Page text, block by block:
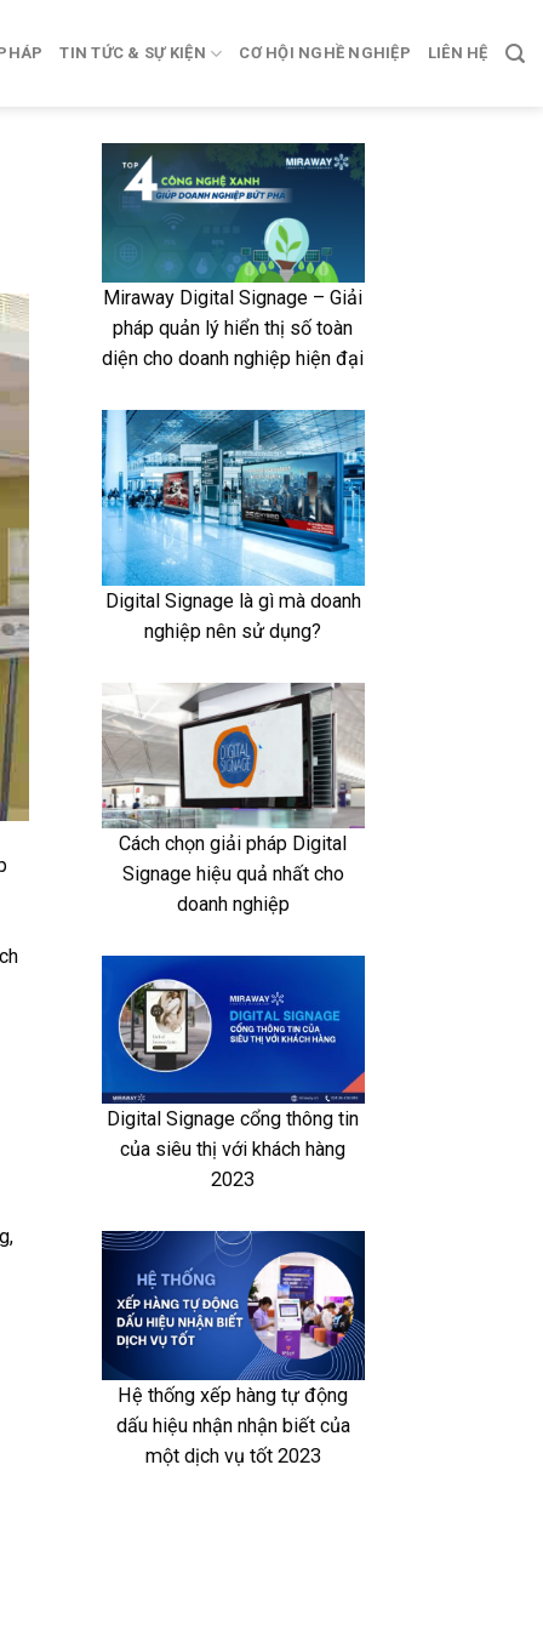
TIN TỨC & SỰ KIỆN CƠ HỘI NGHỀ NGHIỆP LIÊN HỆ
Miraway Digital Signage – Giải
pháp quản lý hiển thị số toàn
diện cho doanh nghiệp hiện đại
Digital Signage là gì mà doanh
nghiệp nên sử dụng?
Cách chọn giải pháp Digital
Signage hiệu quả nhất cho
doanh nghiệp
Digital Signage cổng thông tin
của siêu thị với khách hàng
2023
Hệ thống xếp hàng tự động
dấu hiệu nhận nhận biết của
một dịch vụ tốt 2023